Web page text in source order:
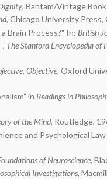
, Bantam/Vintage
, Chicago University Press,
Brain Process?" In: British
, The Stanford Encyclopedia of
Objective, Oxford
in Readings in
of the Mind, Routledge,
and Psychological
of Neuroscience,
Investigations,